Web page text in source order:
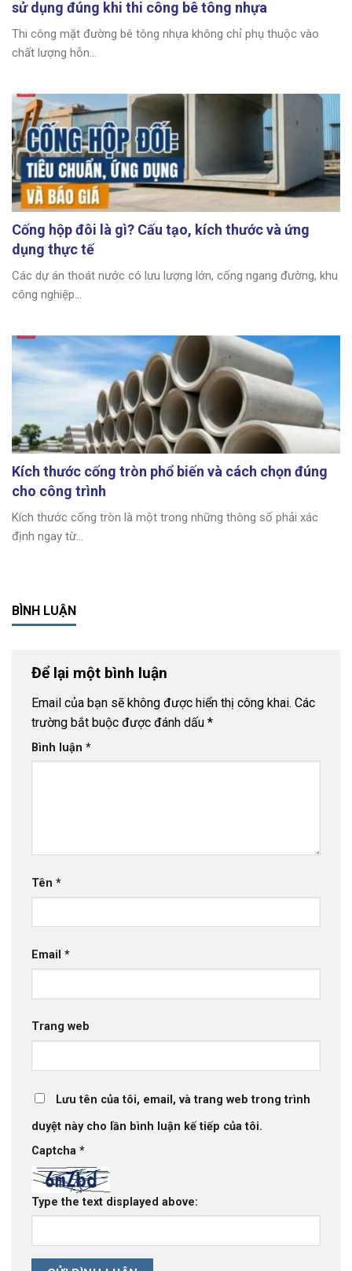
sử dụng đúng khi thi công bê tông nhựa
Thi công mặt đường bê tông nhựa không chỉ phụ thuộc vào
chất lượng hỗn...
Cống hộp đôi là gì? Cấu tạo, kích thước và ứng
dụng thực tế
Các dự án thoát nước có lưu lượng lớn, cống ngang đường, khu
công nghiệp...
Kích thước cống tròn phổ biến và cách chọn đúng
cho công trình
Kích thước cống tròn là một trong những thông số phải xác
định ngay từ...
BÌNH LUẬN
Để lại một bình luận
Email của bạn sẽ không được hiển thị công khai. Các
trường bắt buộc được đánh dấu *
Bình luận *
Tên *
Email *
Trang web
Lưu tên của tôi, email, và trang web trong trình
duyệt này cho lần bình luận kế tiếp của tôi.
Captcha *
Type the text displayed above: